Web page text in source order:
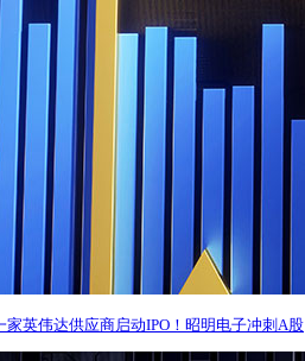
家英伟达供应商启动IPO！昭明电子冲刺A股